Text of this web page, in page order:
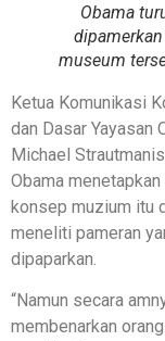
Obama
museum
Ketua Komunikasi
dan Dasar Yayasan
Michael
Obama menetapkan
konsep muzium itu
meneliti pameran
dipaparkan.
“Namun secara
membenarkan